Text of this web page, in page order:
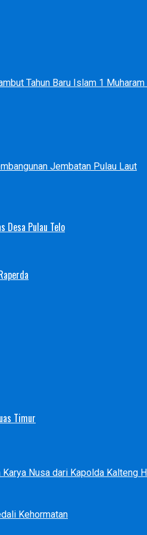
Tahun Baru Islam 1 Muharam
Jembatan Pulau Laut
Desa Pulau Telo
Timur
Nusa dari Kapolda Kalteng
Kehormatan